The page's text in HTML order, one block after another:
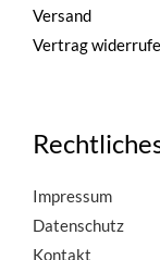
Versand
Vertrag
Impressum
Datenschutz
Kontakt